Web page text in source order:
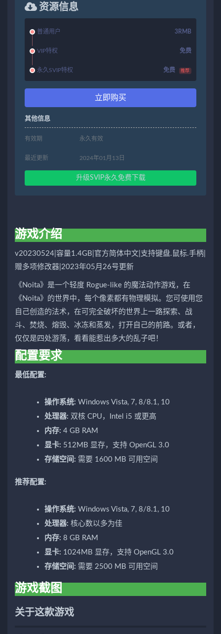
资源信息
普通用户 3RMB
VIP特权 免费
永久SVIP特权 免费 推荐
立即购买
其他信息
有效期 永久有效
最近更新 2024年01月13日
升级SVIP永久免费下载
游戏介绍
v20230524|容量1.4GB|官方简体中文|支持键盘.鼠标.手柄|
赠多项修改器|2023年05月26号更新
《Noita》是一个轻度 Rogue-like 的魔法动作游戏，在
《Noita》的世界中，每个像素都有物理模拟。您可使用您
自己创造的法术，在可完全破坏的世界上一路探索、战
斗、焚烧、熔毁、冰冻和蒸发，打开自己的前路。或者，
仅仅是四处游荡，看看能惹出多大的乱子吧！
配置要求
最低配置:
操作系统: Windows Vista, 7, 8/8.1, 10
处理器: 双核 CPU，Intel i5 或更高
内存: 4 GB RAM
显卡: 512MB 显存，支持 OpenGL 3.0
存储空间: 需要 1600 MB 可用空间
推荐配置:
操作系统: Windows Vista, 7, 8/8.1, 10
处理器: 核心数以多为佳
内存: 8 GB RAM
显卡: 1024MB 显存，支持 OpenGL 3.0
存储空间: 需要 2500 MB 可用空间
游戏截图
关于这款游戏